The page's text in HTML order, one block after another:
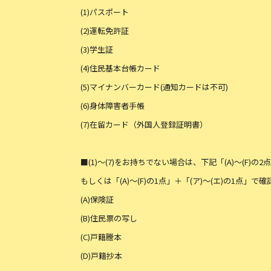
(1)パスポート
(2)運転免許証
(3)学生証
(4)住民基本台帳カード
(5)マイナンバーカード(通知カードは不可)
(6)身体障害者手帳
(7)在留カード（外国人登録証明書）
■(1)～(7)をお持ちでない場合は、下記「(A)～(F)の2点
もしくは「(A)～(F)の1点」＋「(ア)～(エ)の1点」で確
(A)保険証
(B)住民票の写し
(C)戸籍謄本
(D)戸籍抄本